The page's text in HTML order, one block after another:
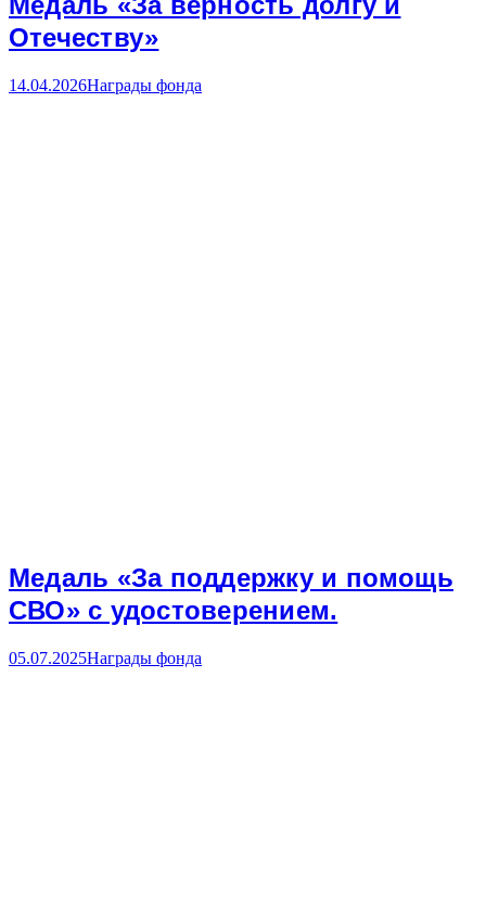
Отечеству»
14.04.2026Награды фонда
Медаль «За поддержку и помощь
СВО» с удостоверением.
05.07.2025Награды фонда